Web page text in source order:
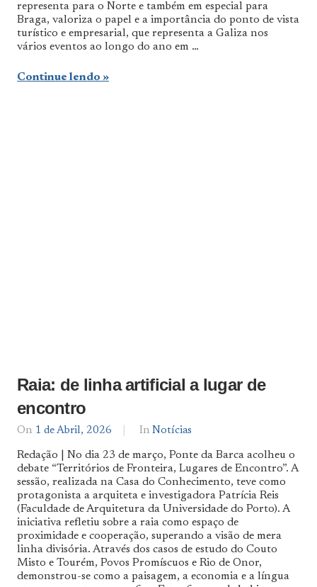
representa para o Norte e também em especial para
Braga, valoriza o papel e a importância do ponto de vista
turístico e empresarial, que representa a Galiza nos
vários eventos ao longo do ano em …
Continue lendo
Raia: de linha artificial a lugar de
encontro
On 1 de Abril, 2026
By
De
Norte
a
Sul
In Notícias
Redação | No dia 23 de março, Ponte da Barca acolheu o
debate “Territórios de Fronteira, Lugares de Encontro”. A
sessão, realizada na Casa do Conhecimento, teve como
protagonista a arquiteta e investigadora Patrícia Reis
(Faculdade de Arquitetura da Universidade do Porto). A
iniciativa refletiu sobre a raia como espaço de
proximidade e cooperação, superando a visão de mera
linha divisória. Através dos casos de estudo do Couto
Misto e Tourém, Povos Promíscuos e Rio de Onor,
demonstrou-se como a paisagem, a economia e a língua